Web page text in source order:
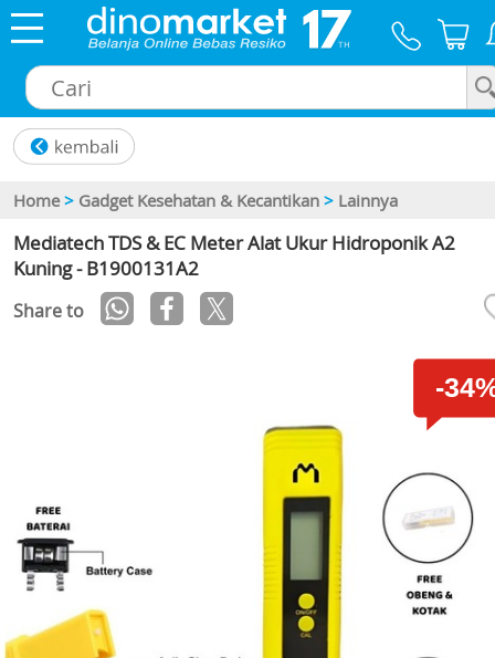
Home > Gadget Kesehatan & Kecantikan > Lainnya
Mediatech TDS & EC Meter Alat Ukur Hidroponik A2
Kuning - B1900131A2
Share to
-